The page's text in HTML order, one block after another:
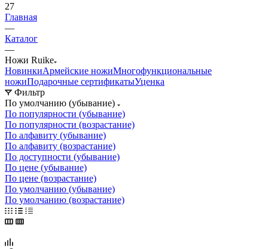
27
Главная
—
Каталог
—
Ножи Ruike
НовинкиАрмейские ножиМногофункциональные
ножиПодарочные сертификатыУценка
Фильтр
По умолчанию (убывание)
По популярности (убывание)
По популярности (возрастание)
По алфавиту (убывание)
По алфавиту (возрастание)
По доступности (убывание)
По цене (убывание)
По цене (возрастание)
По умолчанию (убывание)
По умолчанию (возрастание)